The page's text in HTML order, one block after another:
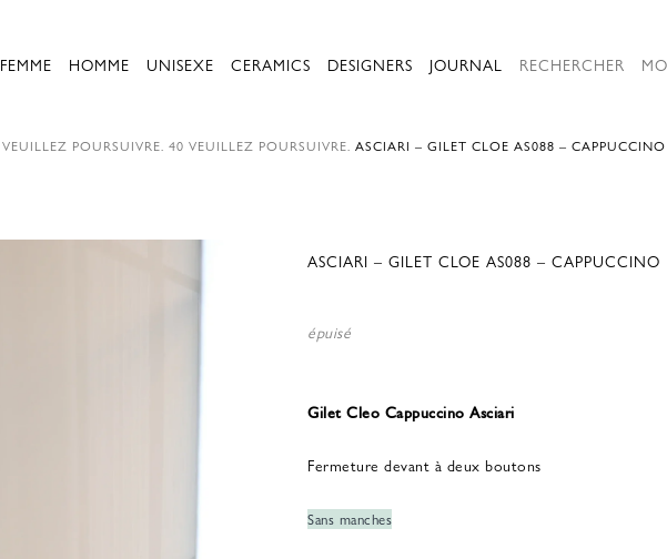
FEMME HOMME UNISEXE CERAMICS DESIGNERS JOURNAL RECHERCHER
VEUILLEZ POURSUIVRE. 40 VEUILLEZ POURSUIVRE. ASCIARI – GILET CLOE AS088 – CAPPUCCINO
ASCIARI – GILET CLOE AS088 – CAPPUCCINO
épuisé
Gilet Cleo Cappuccino Asciari
Fermeture devant à deux boutons
Sans manches